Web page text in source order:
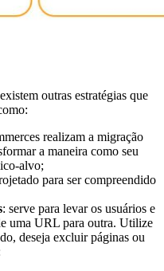
outras estratégias que
realizam a migração
a maneira como seu
alvo;
para ser compreendido
: serve para levar os usuários e
uma URL para outra. Utilize
deseja excluir páginas ou